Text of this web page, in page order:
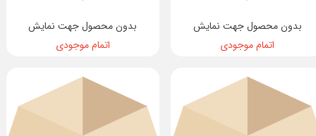
بدون محصول جهت نمایش
اتمام موجودی
بدون محصول جهت نمایش
اتمام موجودی